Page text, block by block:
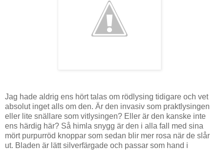
Jag hade aldrig ens hört talas om rödlysing tidigare och vet
absolut inget alls om den. Är den invasiv som praktlysingen
eller lite snällare som vitlysingen? Eller är den kanske inte
ens härdig här? Så himla snygg är den i alla fall med sina
mört purpurröd knoppar som sedan blir mer rosa när de slår
ut. Bladen är lätt silverfärgade och passar som hand i